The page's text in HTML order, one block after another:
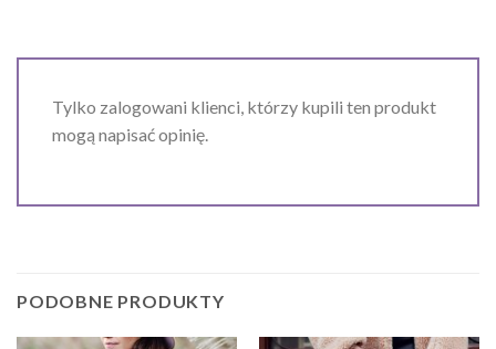
Tylko zalogowani klienci, którzy kupili ten produkt
mogą napisać opinię.
PODOBNE PRODUKTY